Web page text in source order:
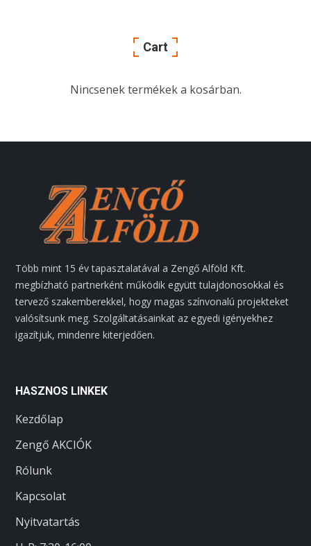
Cart
Nincsenek termékek a kosárban.
Több mint 15 év tapasztalatával a Zengő Alföld Kft.
megbízható partnerként működik együtt tulajdonosokkal és
tervező szakemberekkel, hogy magas színvonalú projekteket
valósítsunk meg. Szolgáltatásainkat az egyedi igényekhez
igazítjuk, mindenre kiterjedően.
HASZNOS LINKEK
Kezdőlap
Zengő AKCIÓK
Rólunk
Kapcsolat
Nyitvatartás